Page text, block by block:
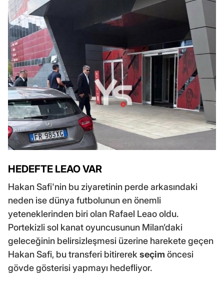
HEDEFTE LEAO VAR
Hakan Safi'nin bu ziyaretinin perde arkasındaki
neden ise dünya futbolunun en önemli
yeteneklerinden biri olan Rafael Leao oldu.
Portekizli sol kanat oyuncusunun Milan’daki
geleceğinin belirsizleşmesi üzerine harekete geçen
Hakan Safi, bu transferi bitirerekseçim öncesi
gövde gösterisi yapmayı hedefliyor.